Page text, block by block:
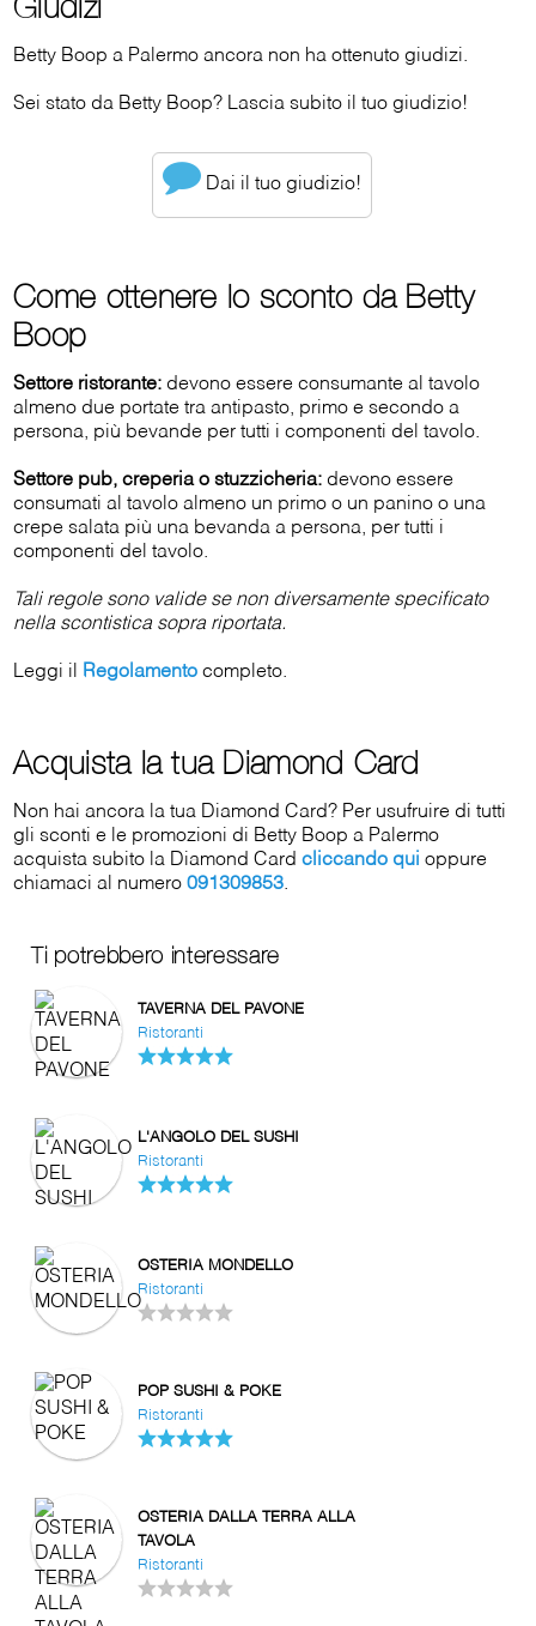
Betty Boop a Palermo ancora non ha ottenuto giudizi.
Sei stato da Betty Boop? Lascia subito il tuo giudizio!
Dai il tuo giudizio!
Come ottenere lo sconto da Betty
Boop
Settore ristorante: devono essere consumante al tavolo
almeno due portate tra antipasto, primo e secondo a
persona, più bevande per tutti i componenti del tavolo.
Settore pub, creperia o stuzzicheria: devono essere
consumati al tavolo almeno un primo o un panino o una
crepe salata più una bevanda a persona, per tutti i
componenti del tavolo.
Tali regole sono valide se non diversamente specificato
nella scontistica sopra riportata.
Leggi il Regolamento completo.
Acquista la tua Diamond Card
Non hai ancora la tua Diamond Card? Per usufruire di tutti
gli sconti e le promozioni di Betty Boop a Palermo
acquista subito la Diamond Cardcliccando qui oppure
chiamaci al numero091309853.
Ti potrebbero interessare
TAVERNA DEL PAVONE
Ristoranti
L'ANGOLO DEL SUSHI
Ristoranti
OSTERIA MONDELLO
Ristoranti
POP SUSHI & POKE
Ristoranti
OSTERIA DALLA TERRA ALLA
TAVOLA
Ristoranti